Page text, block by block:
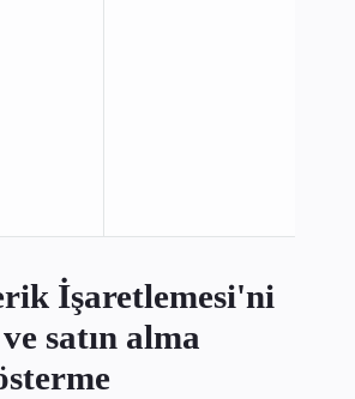
İşaretlemesi'ni
satın alma